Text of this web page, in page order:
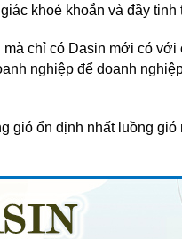
khoẻ khoắn và đầy tinh
chỉ có Dasin mới có với
nghiệp để doanh
gió ổn định nhất luồng gió